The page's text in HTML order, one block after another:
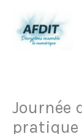
contenu
Journée